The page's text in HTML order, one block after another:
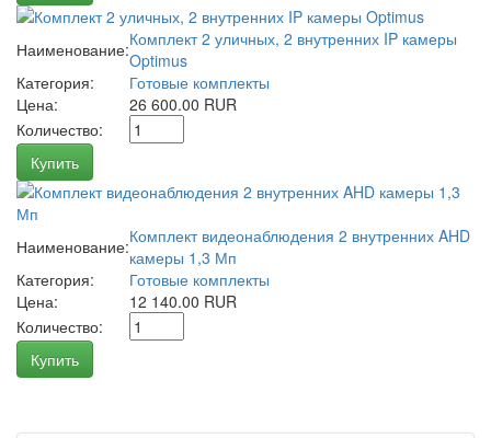
Наименование:Комплект 2 уличных, 2 внутренних IP камеры
Optimus
Категория:
Готовые комплекты
Цена:
26 600.00 RUR
Количество:
Купить
Наименование:Комплект видеонаблюдения 2 внутренних AHD
камеры 1,3 Мп
Категория:
Готовые комплекты
Цена:
12 140.00 RUR
Количество:
Купить